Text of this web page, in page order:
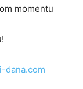
momentu
dana.com